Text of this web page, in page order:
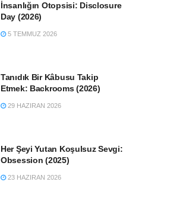
İnsanlığın Otopsisi: Disclosure
Day (2026)
5 TEMMUZ 2026
Tanıdık Bir Kâbusu Takip
Etmek: Backrooms (2026)
29 HAZIRAN 2026
Her Şeyi Yutan Koşulsuz Sevgi:
Obsession (2025)
23 HAZIRAN 2026